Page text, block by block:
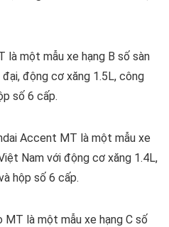
là một mẫu xe hạng B số sàn
động cơ xăng 1.5L, công
số 6 cấp.
Accent MT là một mẫu xe
Nam với động cơ xăng 1.4L,
hộp số 6 cấp.
MT là một mẫu xe hạng C số